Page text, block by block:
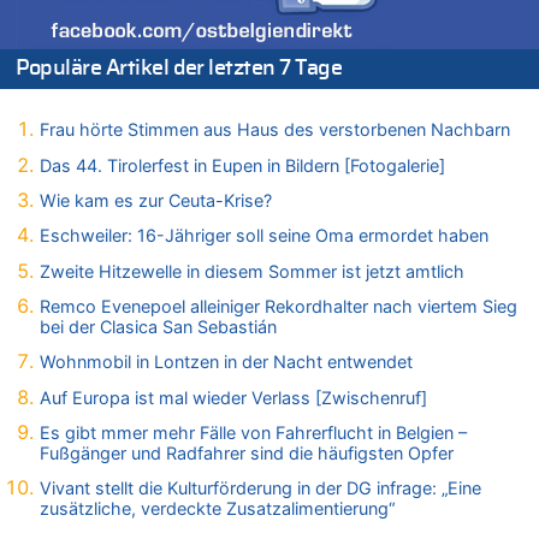
Zweite Hitzewelle in diesem Sommer ist jetzt amtlich
06.08.2026 - 17:01 von Wahlstimme? zu
FIFA-Spitze demonstriert Einigkeit trotz Kritik und neuer
06.08.2026 - 16:53 von Frage zu
Zweite Hitzewelle in diesem Sommer ist jetzt amtlich
06.08.2026 - 16:39 von Noah Parmentier zu
Zweite Hitzewelle in diesem Sommer ist jetzt amtlich
06.08.2026 - 16:10 von Dax zu
Wasserstand des Rheins in NRW so niedrig wie noch nie
06.08.2026 - 15:51 von SuperBoy zu
Eschweiler: 16-Jähriger soll seine Oma ermordet haben
06.08.2026 - 15:42 von PvD zu
Mehrere Menschen in Londons City niedergestochen
06.08.2026 - 15:42 von Dax zu
Zweite Hitzewelle in diesem Sommer ist jetzt amtlich
Populäre Artikel der letzten 7 Tage
Frau hörte Stimmen aus Haus des verstorbenen Nachbarn
Das 44. Tirolerfest in Eupen in Bildern [Fotogalerie]
Wie kam es zur Ceuta-Krise?
Eschweiler: 16-Jähriger soll seine Oma ermordet haben
Zweite Hitzewelle in diesem Sommer ist jetzt amtlich
Remco Evenepoel alleiniger Rekordhalter nach viertem Sieg
bei der Clasica San Sebastián
Wohnmobil in Lontzen in der Nacht entwendet
Auf Europa ist mal wieder Verlass [Zwischenruf]
Es gibt mmer mehr Fälle von Fahrerflucht in Belgien –
Fußgänger und Radfahrer sind die häufigsten Opfer
Vivant stellt die Kulturförderung in der DG infrage: „Eine
zusätzliche, verdeckte Zusatzalimentierung“